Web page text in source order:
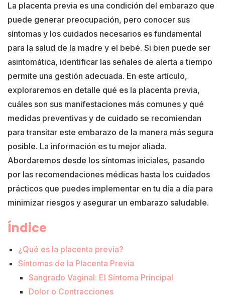
La placenta previa es una condición del embarazo que
puede generar preocupación, pero conocer sus
síntomas y los cuidados necesarios es fundamental
para la salud de la madre y el bebé. Si bien puede ser
asintomática, identificar las señales de alerta a tiempo
permite una gestión adecuada. En este artículo,
exploraremos en detalle qué es la placenta previa,
cuáles son sus manifestaciones más comunes y qué
medidas preventivas y de cuidado se recomiendan
para transitar este embarazo de la manera más segura
posible. La información es tu mejor aliada.
Abordaremos desde los síntomas iniciales, pasando
por las recomendaciones médicas hasta los cuidados
prácticos que puedes implementar en tu día a día para
minimizar riesgos y asegurar un embarazo saludable.
Índice
¿Qué es la placenta previa?
Síntomas de la Placenta Previa
Sangrado Vaginal: El Síntoma Principal
Dolor o Contracciones